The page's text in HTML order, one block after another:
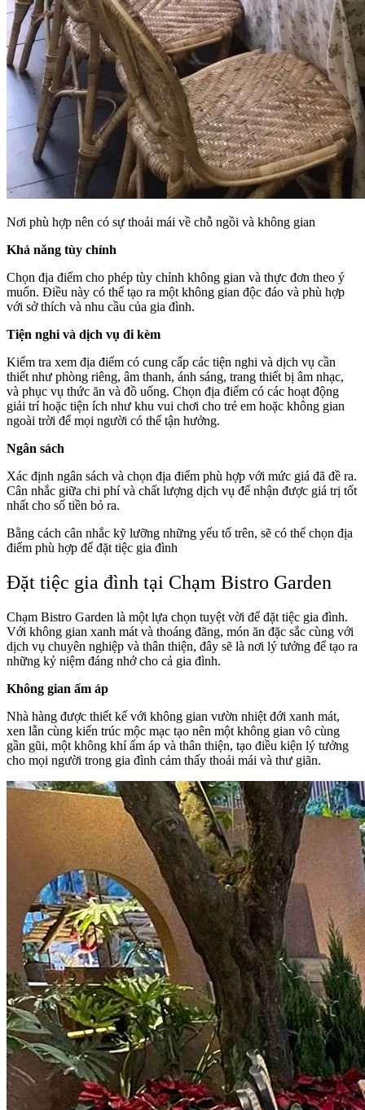
Nơi phù hợp nên có sự thoải mái về chỗ ngồi và không gian
Khả năng tùy chỉnh
Chọn địa điểm cho phép tùy chỉnh không gian và thực đơn theo ý
muốn. Điều này có thể tạo ra một không gian độc đáo và phù hợp
với sở thích và nhu cầu của gia đình.
Tiện nghi và dịch vụ đi kèm
Kiểm tra xem địa điểm có cung cấp các tiện nghi và dịch vụ cần
thiết như phòng riêng, âm thanh, ánh sáng, trang thiết bị âm nhạc,
và phục vụ thức ăn và đồ uống. Chọn địa điểm có các hoạt động
giải trí hoặc tiện ích như khu vui chơi cho trẻ em hoặc không gian
ngoài trời để mọi người có thể tận hưởng.
Ngân sách
Xác định ngân sách và chọn địa điểm phù hợp với mức giá đã đề ra.
Cân nhắc giữa chi phí và chất lượng dịch vụ để nhận được giá trị tốt
nhất cho số tiền bỏ ra.
Bằng cách cân nhắc kỹ lưỡng những yếu tố trên, sẽ có thể chọn địa
điểm phù hợp để đặt tiệc gia đình
Đặt tiệc gia đình tại Chạm Bistro Garden
Chạm Bistro Garden là một lựa chọn tuyệt vời để đặt tiệc gia đình.
Với không gian xanh mát và thoáng đãng, món ăn đặc sắc cùng với
dịch vụ chuyên nghiệp và thân thiện, đây sẽ là nơi lý tưởng để tạo ra
những kỷ niệm đáng nhớ cho cả gia đình.
Không gian ấm áp
Nhà hàng được thiết kế với không gian vườn nhiệt đới xanh mát,
xen lẫn cùng kiến trúc mộc mạc tạo nên một không gian vô cùng
gần gũi, một không khí ấm áp và thân thiện, tạo điều kiện lý tưởng
cho mọi người trong gia đình cảm thấy thoải mái và thư giãn.